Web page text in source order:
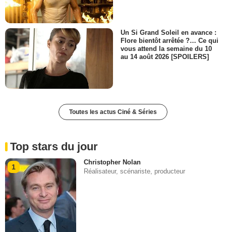
Un Si Grand Soleil en avance :
Flore bientôt arrêtée ?… Ce qui
vous attend la semaine du 10
au 14 août 2026 [SPOILERS]
Toutes les actus Ciné & Séries
Top stars du jour
1
Christopher Nolan
Réalisateur, scénariste, producteur